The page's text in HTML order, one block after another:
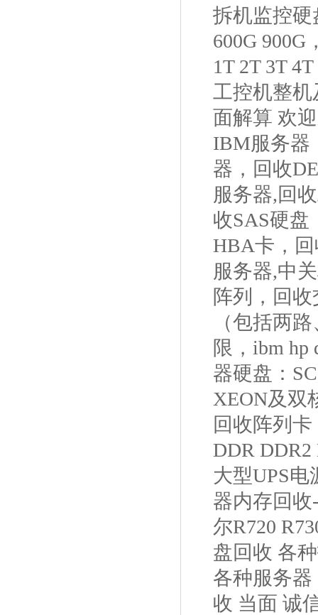
拆机监控
600G
1T 2T 3T
工控机整机
面解算 欢
IBM服务器
器，回收
服务器,回
收SAS硬盘
HBA卡，
服务器,中
阵列，回
（包括两
限，ibm hp
器硬盘：
XEON及双
回收阵列
DDR
大型UPS
器内存回
尔R720
盘回收 各
各种服务
收 当面 诚